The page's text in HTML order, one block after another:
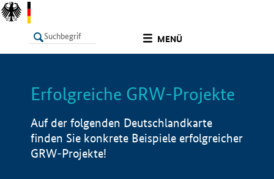
MENÜ
LISTE Info
Erfolgreiche GRW-Projekte
Auf der folgenden Deutschlandkarte
finden Sie konkrete Beispiele erfolgreicher
GRW-Projekte!